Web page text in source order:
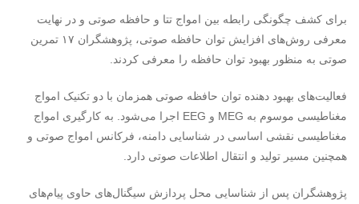
برای کشف چگونگی رابطه بین امواج تتا و حافظه صوتی و در نهایت
معرفی روش‌های افزایش توان حافظه صوتی، پژوهشگران ۱۷ تمرین
صوتی به منظور بهبود توان حافظه را معرفی کردند.
فعالیت‌های بهبود دهنده توان حافظه صوتی همزمان با دو تکنیک امواج
مغناطیسی موسوم به MEG و EEG اجرا می‌شود. به کارگیری امواج
مغناطیسی نقشی اساسی در شناسایی دامنه، فرکانس امواج صوتی و
همچنین مسیر تولید و انتقال اطلاعات صوتی دارد.
پژوهشگران پس از شناسایی محل پردازش سیگنال‌های حاوی پیام‌های